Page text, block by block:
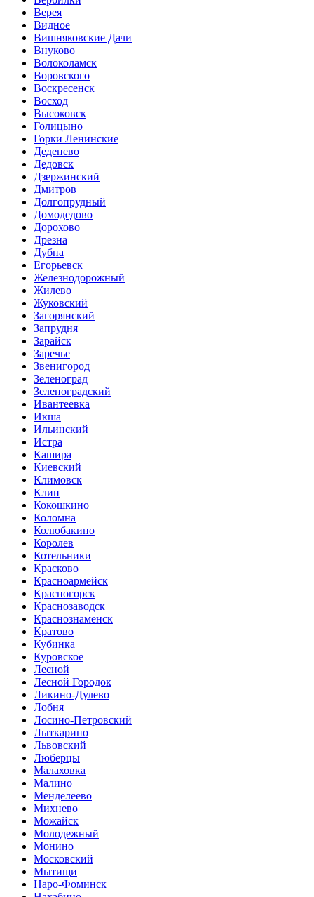
Верея
Видное
Вишняковские Дачи
Внуково
Волоколамск
Воровского
Воскресенск
Восход
Высоковск
Голицыно
Горки Ленинские
Деденево
Дедовск
Дзержинский
Дмитров
Долгопрудный
Домодедово
Дорохово
Дрезна
Дубна
Егорьевск
Железнодорожный
Жилево
Жуковский
Загорянский
Запрудня
Зарайск
Заречье
Звенигород
Зеленоград
Зеленоградский
Ивантеевка
Икша
Ильинский
Истра
Кашира
Киевский
Климовск
Клин
Кокошкино
Коломна
Колюбакино
Королев
Котельники
Красково
Красноармейск
Красногорск
Краснозаводск
Краснознаменск
Кратово
Кубинка
Куровское
Лесной
Лесной Городок
Ликино-Дулево
Лобня
Лосино-Петровский
Лыткарино
Львовский
Люберцы
Малаховка
Малино
Менделеево
Михнево
Можайск
Молодежный
Монино
Московский
Мытищи
Наро-Фоминск